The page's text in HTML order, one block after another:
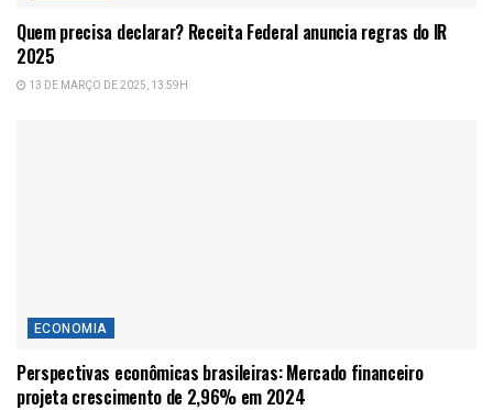
Quem precisa declarar? Receita Federal anuncia regras do IR
2025
13 DE MARÇO DE 2025, 13:59H
ECONOMIA
Perspectivas econômicas brasileiras: Mercado financeiro
projeta crescimento de 2,96% em 2024